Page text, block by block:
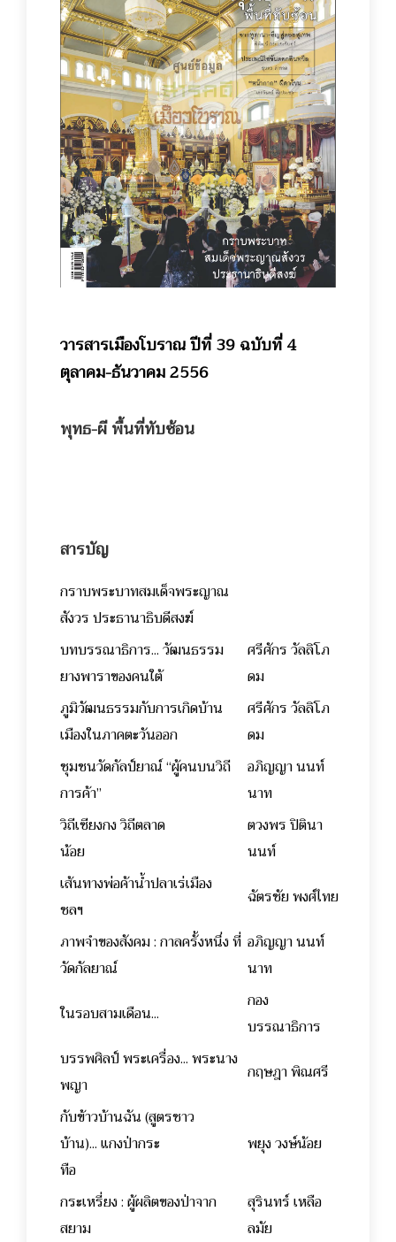
วารสารเมืองโบราณ ปีที่ 39 ฉบับที่ 4
ตุลาคม-ธันวาคม 2556
พุทธ-ผี พื้นที่ทับซ้อน
สารบัญ
กราบพระบาทสมเด็จพระญาณ
สังวร ประธานาธิบดีสงฆ์
บทบรรณาธิการ... วัฒนธรรม
ยางพาราของคนใต้
ศรีศักร วัลลิโภ
ดม
ภูมิวัฒนธรรมกับการเกิดบ้าน
เมืองในภาคตะวันออก
ศรีศักร วัลลิโภ
ดม
ชุมชนวัดกัลป์ยาณ์ “ผู้คนบนวิถี
การค้า”
อภิญญา นนท์
นาท
วิถีเซียงกง วิถีตลาด
น้อย
ตวงพร ปิตินา
นนท์
เส้นทางพ่อค้าน้ำปลาเร่เมือง
ชลฯ
ฉัตรชัย พงศ์ไทย
ภาพจำของสังคม : กาลครั้งหนึ่ง ที่
วัดกัลยาณ์
อภิญญา นนท์
นาท
ในรอบสามเดือน...
กอง
บรรณาธิการ
บรรพศิลป์ พระเครื่อง... พระนาง
พญา
กฤษฎา พิณศรี
กับข้าวบ้านฉัน (สูตรชาว
บ้าน)... แกงป่ากระ
ทือ
พยุง วงษ์น้อย
กระเหรี่ยง : ผู้ผลิตของป่าจาก
สยาม
สุรินทร์ เหลือ
ลมัย